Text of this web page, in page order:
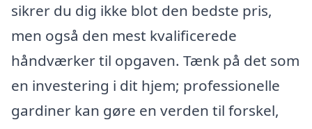
sikrer du dig ikke blot den bedste pris,
men også den mest kvalificerede
håndværker til opgaven. Tænk på det som
en investering i dit hjem; professionelle
gardiner kan gøre en verden til forskel,